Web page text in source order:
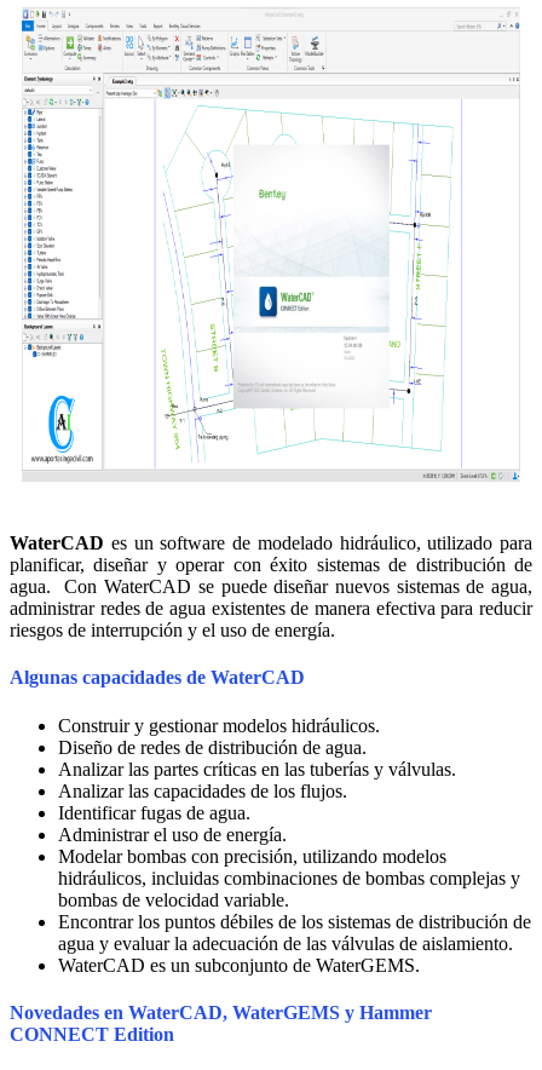
WaterCAD es un software de modelado hidráulico, utilizado para
planificar, diseñar y operar con éxito sistemas de distribución de
agua. Con WaterCAD se puede diseñar nuevos sistemas de agua,
administrar redes de agua existentes de manera efectiva para reducir
riesgos de interrupción y el uso de energía.
Algunas capacidades de WaterCAD
Construir y gestionar modelos hidráulicos.
Diseño de redes de distribución de agua.
Analizar las partes críticas en las tuberías y válvulas.
Analizar las capacidades de los flujos.
Identificar fugas de agua.
Administrar el uso de energía.
Modelar bombas con precisión, utilizando modelos
hidráulicos, incluidas combinaciones de bombas complejas y
bombas de velocidad variable.
Encontrar los puntos débiles de los sistemas de distribución de
agua y evaluar la adecuación de las válvulas de aislamiento.
WaterCAD es un subconjunto de WaterGEMS.
Novedades en WaterCAD, WaterGEMS y Hammer
CONNECT Edition